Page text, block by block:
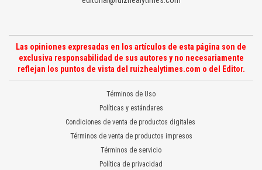
Las opiniones expresadas en los artículos de esta página son de
exclusiva responsabilidad de sus autores y no necesariamente
reflejan los puntos de vista del ruizhealytimes.com o del Editor.
Términos de Uso
Políticas y estándares
Condiciones de venta de productos digitales
Términos de venta de productos impresos
Términos de servicio
Política de privacidad